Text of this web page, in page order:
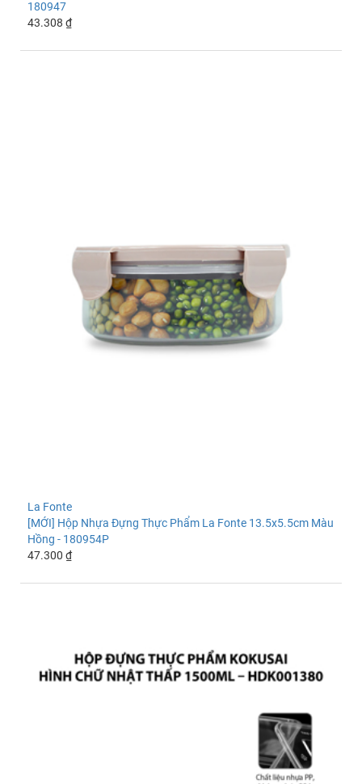
180947
43.308 ₫
La Fonte
[MỚI] Hộp Nhựa Đựng Thực Phẩm La Fonte 13.5x5.5cm Màu
Hồng - 180954P
47.300 ₫